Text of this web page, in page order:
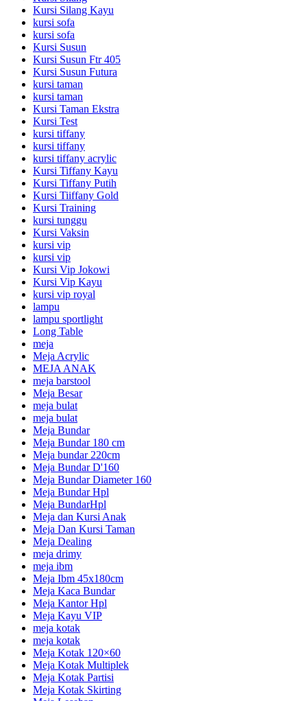
Kursi Silang Kayu
kursi sofa
kursi sofa
Kursi Susun
Kursi Susun Ftr 405
Kursi Susun Futura
kursi taman
kursi taman
Kursi Taman Ekstra
Kursi Test
kursi tiffany
kursi tiffany
kursi tiffany acrylic
Kursi Tiffany Kayu
Kursi Tiffany Putih
Kursi Tiiffany Gold
Kursi Training
kursi tunggu
Kursi Vaksin
kursi vip
kursi vip
Kursi Vip Jokowi
Kursi Vip Kayu
kursi vip royal
lampu
lampu sportlight
Long Table
meja
Meja Acrylic
MEJA ANAK
meja barstool
Meja Besar
meja bulat
meja bulat
Meja Bundar
Meja Bundar 180 cm
Meja bundar 220cm
Meja Bundar D'160
Meja Bundar Diameter 160
Meja Bundar Hpl
Meja BundarHpl
Meja dan Kursi Anak
Meja Dan Kursi Taman
Meja Dealing
meja drimy
meja ibm
Meja Ibm 45x180cm
Meja Kaca Bundar
Meja Kantor Hpl
Meja Kayu VIP
meja kotak
meja kotak
Meja Kotak 120×60
Meja Kotak Multiplek
Meja Kotak Partisi
Meja Kotak Skirting